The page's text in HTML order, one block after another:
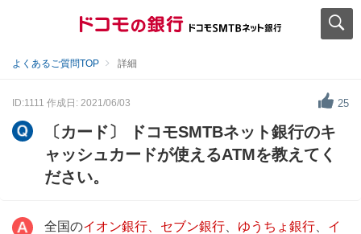
よくあるご質問TOP 詳細
ID:1111 作成日: 2021/06/03 25
〔カード〕 ドコモSMTBネット銀行のキ
ャッシュカードが使えるATMを教えてく
ださい。
全国のイオン銀行、セブン銀行 ゆうちょ銀行
イ